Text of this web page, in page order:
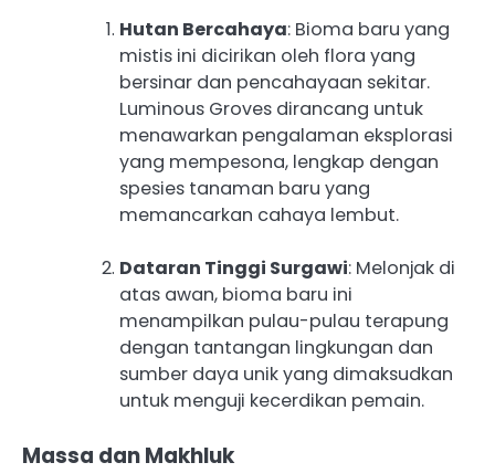
Hutan Bercahaya: Bioma baru yang
mistis ini dicirikan oleh flora yang
bersinar dan pencahayaan sekitar.
Luminous Groves dirancang untuk
menawarkan pengalaman eksplorasi
yang mempesona, lengkap dengan
spesies tanaman baru yang
memancarkan cahaya lembut.
Dataran Tinggi Surgawi: Melonjak di
atas awan, bioma baru ini
menampilkan pulau-pulau terapung
dengan tantangan lingkungan dan
sumber daya unik yang dimaksudkan
untuk menguji kecerdikan pemain.
Massa dan Makhluk